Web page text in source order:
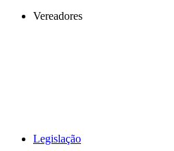
Vereadores
Legislação